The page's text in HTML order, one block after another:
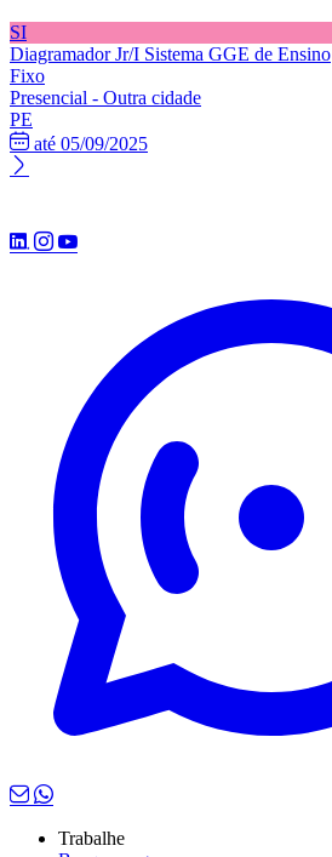
SI
Diagramador Jr/I Sistema GGE de Ensino
Fixo
Presencial - Outra cidade
PE
até 05/09/2025
Trabalhe